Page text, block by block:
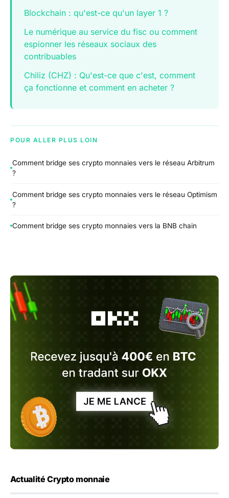
Blockchain : qu'est-ce qu'un layer 1 ?
Le numérique au service du fisc ou comment
espionner les réseaux sociaux des
contribuables
Chiliz (CHZ) : Qu'est-ce que c'est, comment
ça fonctionne et comment en acheter ?
POUR ALLER PLUS LOIN
Comment bridge ses crypto monnaies vers le réseau Arbitrum
?
Comment bridge ses crypto monnaies vers le réseau Optimism
?
Comment bridge ses crypto monnaies vers la BNB chain
Actualité Crypto monnaie